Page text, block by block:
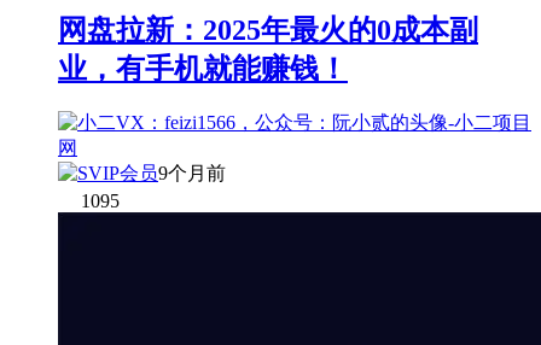
网盘拉新：2025年最火的0成本副
业，有手机就能赚钱！
9个月前
1095